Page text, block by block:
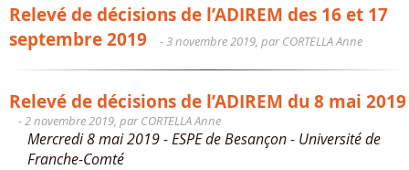
Relevé de décisions de l’ADIREM des 16 et 17
septembre 2019
- 3 novembre 2019, par CORTELLA Anne
Relevé de décisions de l’ADIREM du 8 mai 2019
- 2 novembre 2019, par CORTELLA Anne
Mercredi 8 mai 2019 - ESPE de Besançon - Université de
Franche-Comté